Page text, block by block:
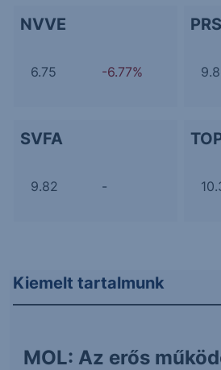
NVVE
6.75 -6.77%
SVFA
9.82 -
Kiemelt tartalmunk
MOL: Az erős